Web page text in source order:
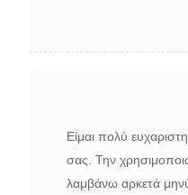
Είμαι πολύ
σας. Την
λαμβάνω αρκετά